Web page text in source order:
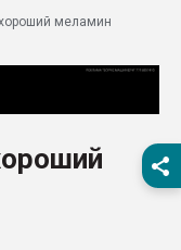
Помощь в подборе
Вакуум-формовочные
первый план в
меламин